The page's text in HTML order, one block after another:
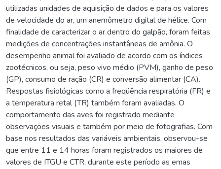
utilizadas unidades de aquisição de dados e para os valores
de velocidade do ar, um anemômetro digital de hélice. Com
finalidade de caracterizar o ar dentro do galpão, foram feitas
medições de concentrações instantâneas de amônia. O
desempenho animal foi avaliado de acordo com os índices
zootécnicos, ou seja, peso vivo médio (PVM), ganho de peso
(GP), consumo de ração (CR) e conversão alimentar (CA).
Respostas fisiológicas como a freqüência respiratória (FR) e
a temperatura retal (TR) também foram avaliadas. O
comportamento das aves foi registrado mediante
observações visuais e também por meio de fotografias. Com
base nos resultados das variáveis ambientais, observou-se
que entre 11 e 14 horas foram registrados os maiores de
valores de ITGU e CTR, durante este período as emas